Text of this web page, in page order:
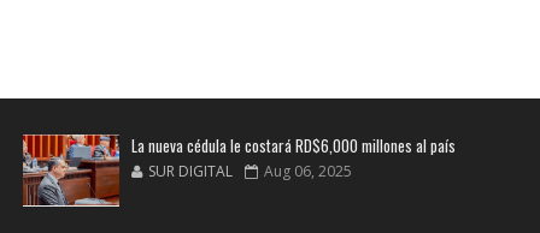
La nueva cédula le costará RD$6,000 millones al país
SUR DIGITAL Aug 06, 2025